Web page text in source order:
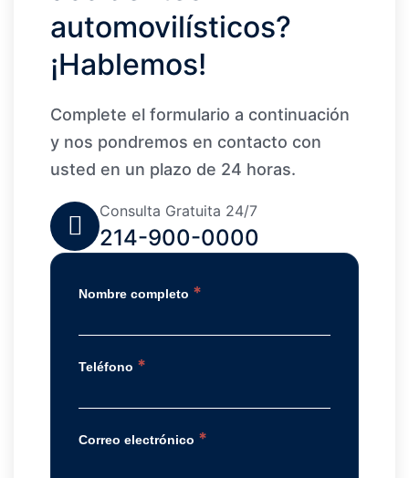
automovilísticos?
¡Hablemos!
Complete el formulario a continuación
y nos pondremos en contacto con
usted en un plazo de 24 horas.
Consulta Gratuita 24/7
214-900-0000
Nombre completo *
Teléfono *
Correo electrónico *